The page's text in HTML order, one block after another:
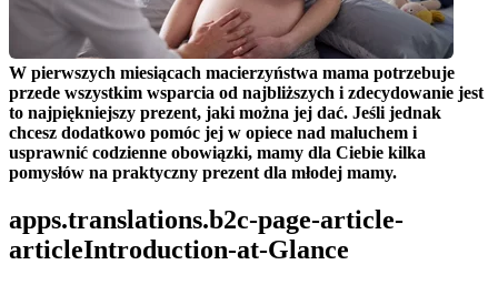
W pierwszych miesiącach macierzyństwa mama potrzebuje
przede wszystkim wsparcia od najbliższych i zdecydowanie jest
to najpiękniejszy prezent, jaki można jej dać. Jeśli jednak
chcesz dodatkowo pomóc jej w opiece nad maluchem i
usprawnić codzienne obowiązki, mamy dla Ciebie kilka
pomysłów na praktyczny prezent dla młodej mamy.
apps.translations.b2c-page-article-
articleIntroduction-at-Glance